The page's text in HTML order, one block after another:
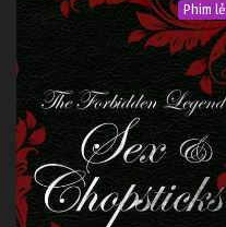
Phim lẻ